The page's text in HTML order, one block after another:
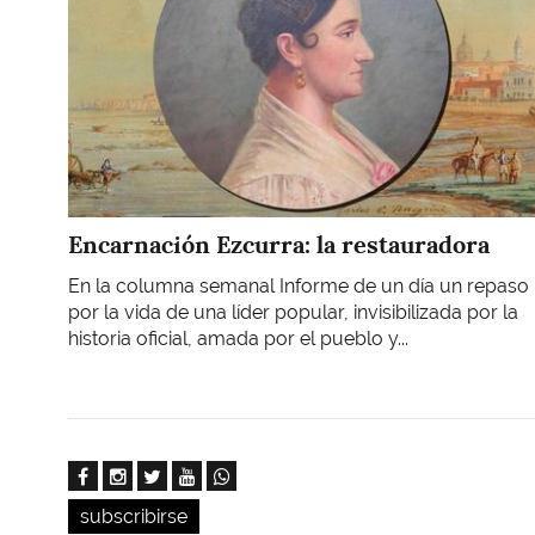
Encarnación Ezcurra: la restauradora
En la columna semanal Informe de un día un repaso
por la vida de una líder popular, invisibilizada por la
historia oficial, amada por el pueblo y...
subscribirse